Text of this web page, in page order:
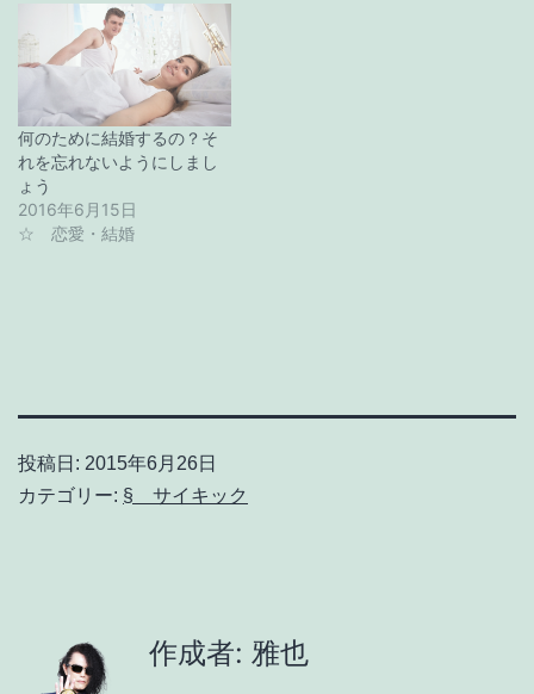
何のために結婚するの？そ
れを忘れないようにしまし
ょう
2016年6月15日
☆ 恋愛・結婚
投稿日: 2015年6月26日
カテゴリー: § サイキック
作成者: 雅也